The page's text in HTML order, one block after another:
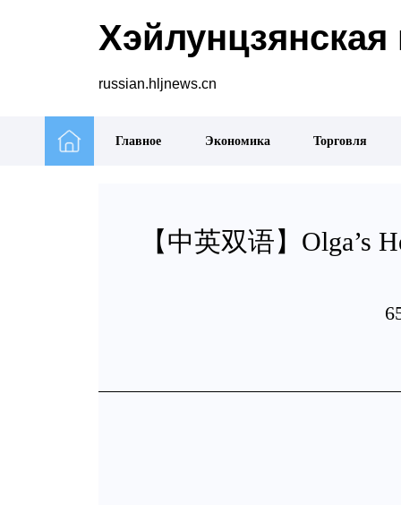
Хэйлунцзянская
russian.hljnews.cn
Главное Экономика Торговля
【中英双语】Olga’s